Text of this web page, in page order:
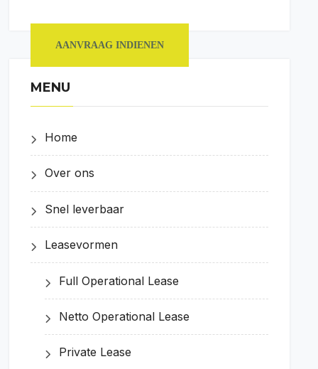
AANVRAAG INDIENEN
MENU
Home
Over ons
Snel leverbaar
Leasevormen
Full Operational Lease
Netto Operational Lease
Private Lease